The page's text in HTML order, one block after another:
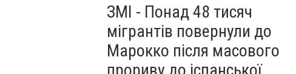
ЗМІ - Понад 48 тисяч
мігрантів повернули до
Марокко після масового